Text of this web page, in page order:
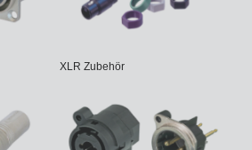
XLR Zubehör